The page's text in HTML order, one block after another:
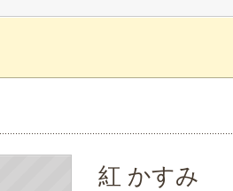
紅 かすみ